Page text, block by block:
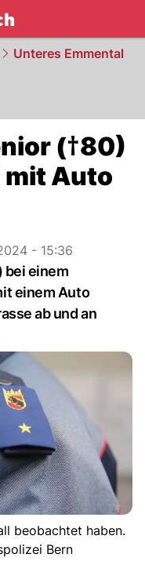
Unteres Emmental
(†80)
Auto
- 15:36
bei einem
einem Auto
ab und an
beobachtet haben.
Bern